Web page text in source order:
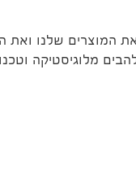
המוצרים שלנו
מלוגיסטיקה